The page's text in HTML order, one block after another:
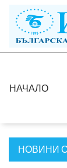
НАЧАЛО
НОВИНИ